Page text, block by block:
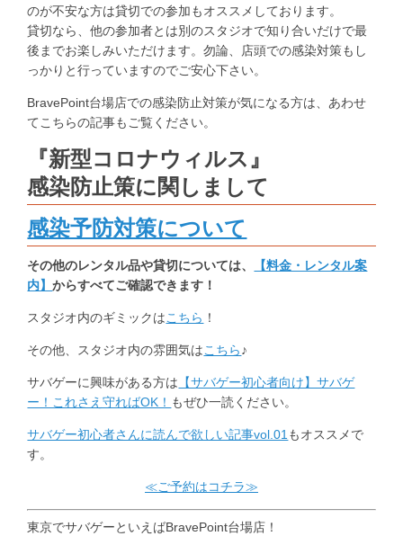
のが不安な方は貸切での参加もオススメしております。
貸切なら、他の参加者とは別のスタジオで知り合いだけで最
後までお楽しみいただけます。勿論、店頭での感染対策もし
っかりと行っていますのでご安心下さい。
BravePoint台場店での感染防止対策が気になる方は、あわせ
てこちらの記事もご覧ください。
『新型コロナウィルス』
感染防止策に関しまして
感染予防対策について
その他のレンタル品や貸切については、
【料金・レンタル案
内】からすべてご確認できます！
スタジオ内のギミックはこちら ！
その他、スタジオ内の雰囲気はこちら♪
サバゲーに興味がある方は 【サバゲー初心者向け】サバゲ
ー！これさえ守ればOK！ もぜひ一読ください。
サバゲー初心者さんに読んで欲しい記事vol.01 もオススメで
す。
≪ご予約はコチラ≫
東京でサバゲーといえばBravePoint台場店！